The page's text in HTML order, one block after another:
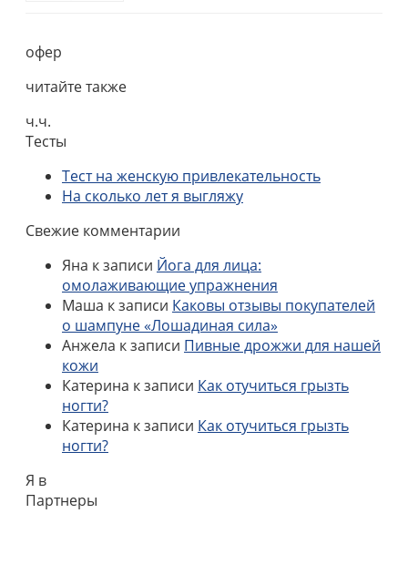
офер
читайте также
ч.ч.
Тесты
Тест на женскую привлекательность
На сколько лет я выгляжу
Свежие комментарии
Яна к записи Йога для лица:
омолаживающие упражнения
Маша к записи Каковы отзывы покупателей
о шампуне «Лошадиная сила»
Анжела к записи Пивные дрожжи для нашей
кожи
Катерина к записи Как отучиться грызть
ногти?
Катерина к записи Как отучиться грызть
ногти?
Я в
Партнеры